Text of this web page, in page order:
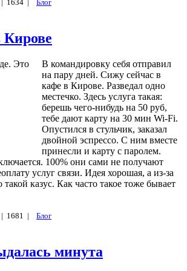
1634 |
Блог
Кирове
В командировку себя отправил
на пару дней. Сижу сейчас в
кафе в Кирове. Разведал одно
местечко. Здесь услуга такая:
берешь чего-нибудь на 50 руб,
тебе дают карту на 30 мин Wi-Fi.
Опустился в стульчик, заказал
двойной эспрессо. С ним вместе
принесли и карту с паролем.
100% они сами не получают
услуг связи. Идея хорошая, а из-за
такой казус. Как часто такое тоже бывает
1681 |
Блог
минута